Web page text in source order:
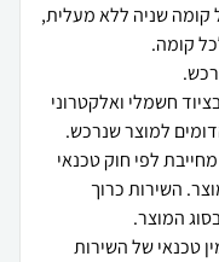
קומה שניה ללא מעלית,
חשמלי ואלקטרוני
לפי חוק טכנאי
השירות כרוך
טכנאי של השירות